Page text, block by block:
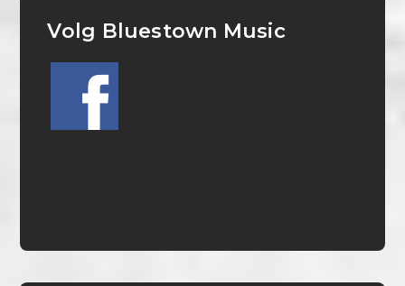
Volg Bluestown Music